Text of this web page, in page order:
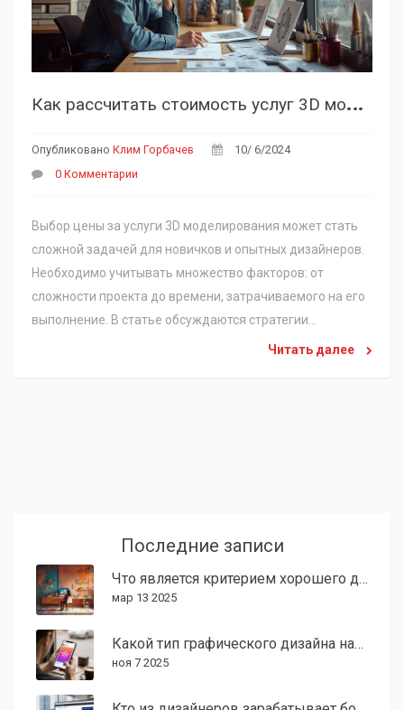
К
ак рассчитать стоимость услуг 3D моделирования
Опубликовано Клим Горбачев
10/ 6/2024
0 Комментарии
Выбор цены за услуги 3D моделирования может стать
сложной задачей для новичков и опытных дизайнеров.
Необходимо учитывать множество факторов: от
сложности проекта до времени, затрачиваемого на его
выполнение. В статье обсуждаются стратегии
определения цен, способы повышения своей ценности
Читать далее
Последние записи
Что является критерием хорошего дизайна?
мар 13 2025
Какой тип графического дизайна наиболее востребован в 2025 году?
ноя 7 2025